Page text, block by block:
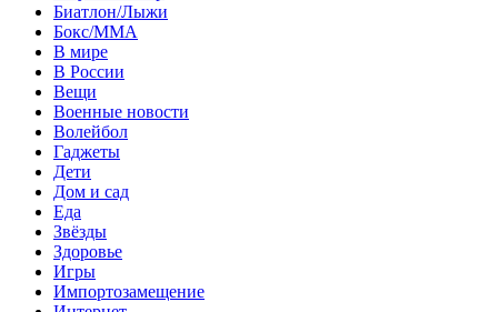
Биатлон/Лыжи
Бокс/MMA
В мире
В России
Вещи
Военные новости
Волейбол
Гаджеты
Дети
Дом и сад
Еда
Звёзды
Здоровье
Игры
Импортозамещение